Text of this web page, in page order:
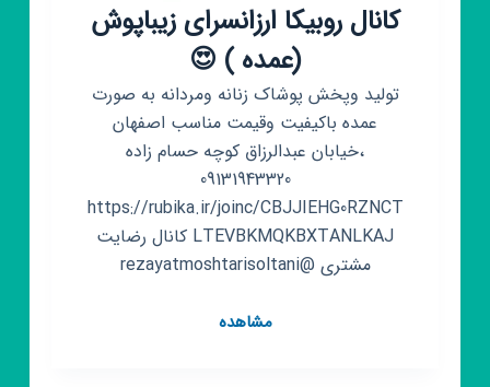
کانال روبیکا ارزانسرای زیباپوش
(عمده ) 😍
تولید وپخش پوشاک زنانه ومردانه به صورت
عمده باکیفیت وقیمت مناسب اصفهان
،خیابان عبدالرزاق کوچه حسام زاده
09131943320
https://rubika.ir/joinc/CBJJIEHG0RZNCT
LTEVBKMQKBXTANLKAJ کانال رضایت
مشتری @rezayatmoshtarisoltani
مشاهدهکانال